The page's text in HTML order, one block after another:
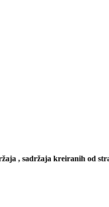
, sadržaja kreiranih od